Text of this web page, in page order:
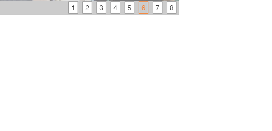
1 2 3 4 5 6 7 8